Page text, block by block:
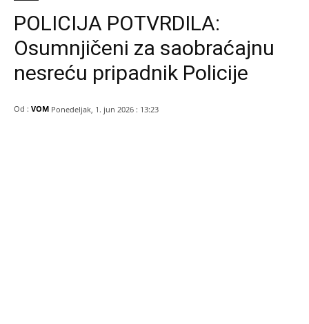
POLICIJA POTVRDILA:
Osumnjičeni za saobraćajnu
nesreću pripadnik Policije
Od : VOM Ponedeljak, 1. jun 2026 : 13:23